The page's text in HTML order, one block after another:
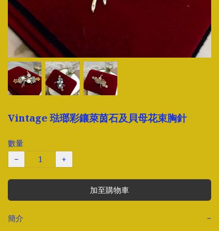
Vintage 琺瑯彩鑲萊茵石及貝母花束胸針
數量
−
+
加至購物車
簡介
−